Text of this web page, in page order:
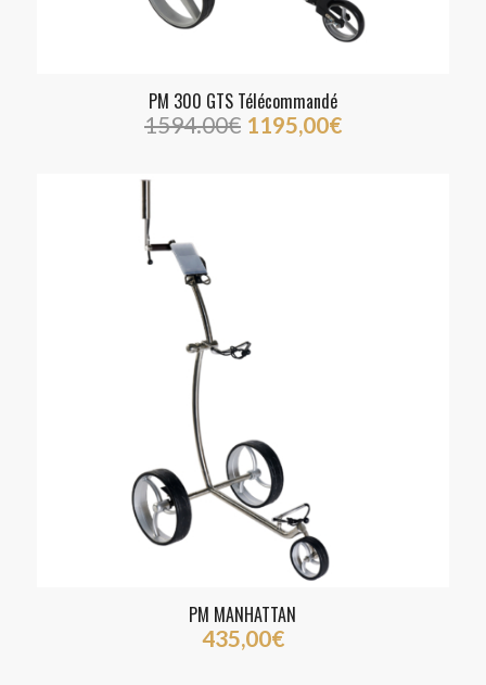
PM 300 GTS Télécommandé
1594.00€ 1195,00€
5.00
PM MANHATTAN
435,00€